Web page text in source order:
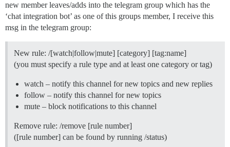
new member leaves/adds into the telegram group which has the
‘chat integration bot’ as one of this groups member, I receive this
msg in the telegram group:
New rule: /[watch|follow|mute] [category] [tag:name]
(you must specify a rule type and at least one category or tag)
watch – notify this channel for new topics and new replies
follow – notify this channel for new topics
mute – block notifications to this channel
Remove rule: /remove [rule number]
([rule number] can be found by running /status)